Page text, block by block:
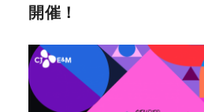
開催！